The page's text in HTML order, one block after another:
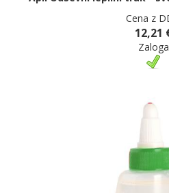
Cena z
12,21
Zaloga